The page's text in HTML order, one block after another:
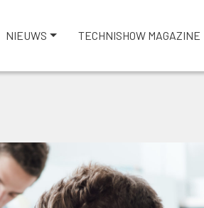
NIEUWS TECHNISHOW MAGAZINE